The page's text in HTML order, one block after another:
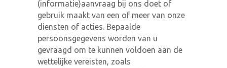
(informatie)aanvraag bij ons doet of
gebruik maakt van een of meer van onze
diensten of acties. Bepaalde
persoonsgegevens worden van u
gevraagd om te kunnen voldoen aan de
wettelijke vereisten, zoals